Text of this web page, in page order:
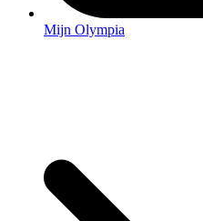
Mijn Olympia